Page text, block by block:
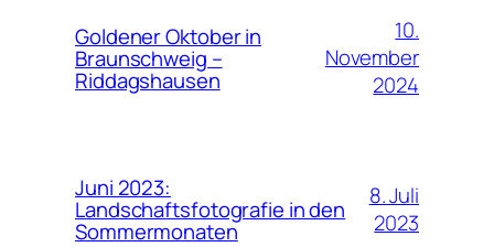
Goldener Oktober in
Braunschweig –
Riddagshausen
10.
November
2024
Juni 2023:
Landschaftsfotografie in den
Sommermonaten
8. Juli
2023